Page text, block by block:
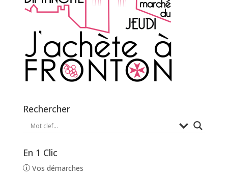
Rechercher
En 1 Clic
Vos démarches